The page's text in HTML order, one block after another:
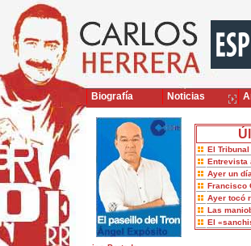
El
Entrevista
Ayer un
Francisco
Ayer tocó
Las
El
Biografía Noticias